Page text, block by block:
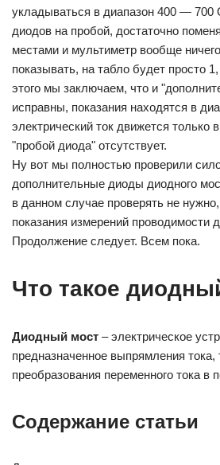
укладываться в диапазон 400 —
диодов на пробой, достаточно
местами и мультиметр вообще
показывать, на табло будет просто
этого мы заключаем, что и
исправны, показания находятся в
электрический ток движется только
"пробой диода" отсутствует.
Ну вот мы полностью проверили
дополнительные диоды диодного
в данном случае проверять не
показания измерений проводимости
Продолжение следует. Всем пока.
Что такое
Диодный мост – электрическое
предназначенное выпрямления тока,
преобразования переменного тока в
Содержание статьи